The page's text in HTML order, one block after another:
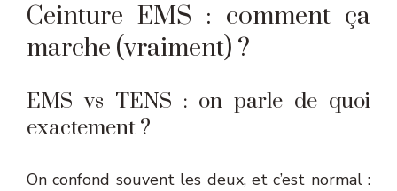
Ceinture EMS : comment ça
marche (vraiment) ?
EMS vs TENS : on parle de quoi
exactement ?
On confond souvent les deux, et c’est normal :